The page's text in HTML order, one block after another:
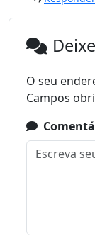
O seu
Campos